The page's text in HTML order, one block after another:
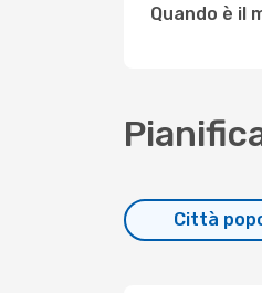
Quando è il
Città